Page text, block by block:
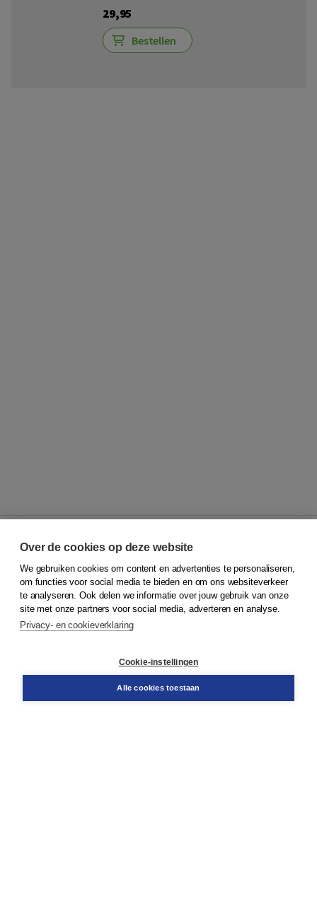
29,95
Bestellen
© 2026Koninklijke Boom uitgevers
Klantenservice
Service & informatie
Contact
Over de cookies op deze website
We gebruiken cookies om content en advertenties te personaliseren,
om functies voor social media te bieden en om ons websiteverkeer
te analyseren. Ook delen we informatie over jouw gebruik van onze
site met onze partners voor social media, adverteren en analyse.
Privacy- en cookieverklaring
Cookie-instellingen
Alle cookies toestaan